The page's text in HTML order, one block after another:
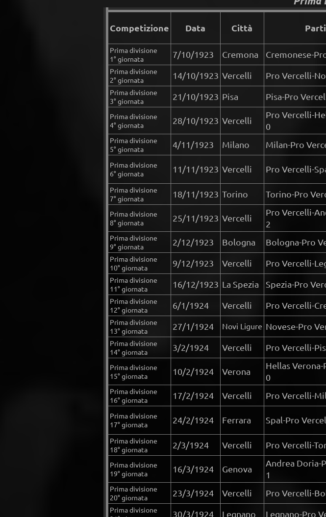
Competizione Data Città
Prima divisione
1° giornata
7/10/1923 Cremona Cremonese-
Prima divisione
2° giornata
14/10/1923 Vercelli Pro Vercelli-
Prima divisione
3° giornata
21/10/1923 Pisa Pisa-Pro
Prima divisione
4° giornata
28/10/1923 Vercelli
Pro Vercelli-
0
Prima divisione
5° giornata
4/11/1923 Milano Milan-Pro
Prima divisione
6° giornata
11/11/1923 Vercelli Pro Vercelli-
Prima divisione
7° giornata
18/11/1923 Torino Torino-Pro
Prima divisione
8° giornata
25/11/1923 Vercelli
Pro Vercelli-
2
Prima divisione
9° giornata
2/12/1923 Bologna Bologna-Pro
Prima divisione
10° giornata
9/12/1923 Vercelli Pro Vercelli-
Prima divisione
11° giornata
16/12/1923 La Spezia Spezia-Pro
Prima divisione
12° giornata
6/1/1924 Vercelli Pro Vercelli-
Prima divisione
13° giornata
27/1/1924 Novi Ligure Novese-Pro
Prima divisione
14° giornata
3/2/1924 Vercelli Pro Vercelli-
Prima divisione
15° giornata
10/2/1924 Verona
Hellas
0
Prima divisione
16° giornata
17/2/1924 Vercelli Pro Vercelli-
Prima divisione
17° giornata
24/2/1924 Ferrara Spal-Pro
Prima divisione
18° giornata
2/3/1924 Vercelli Pro Vercelli-
Prima divisione
19° giornata
16/3/1924 Genova
Andrea Doria-
1
Prima divisione
20° giornata
23/3/1924 Vercelli Pro Vercelli-
Prima divisione
30/3/1924 Legnano Legnano-Pro